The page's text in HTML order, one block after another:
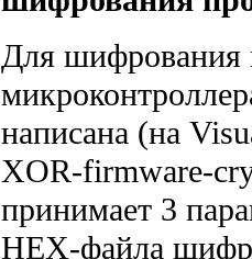
Для
написана (на
XOR-firmware-
принимает 3
HEX-файла